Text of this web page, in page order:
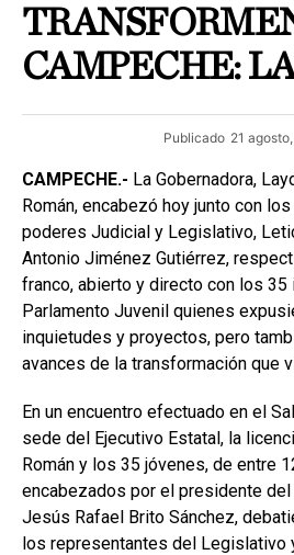
CAMPECHE:
Publicado 21
CAMPECHE.- La Gobernadora,
Román, encabezó hoy junto con
poderes Judicial y Legislativo,
Antonio Jiménez Gutiérrez,
franco, abierto y directo con los
Parlamento Juvenil quienes
inquietudes y proyectos, pero
avances de la transformación que
En un encuentro efectuado en el
sede del Ejecutivo Estatal, la
Román y los 35 jóvenes, de entre
encabezados por el presidente
Jesús Rafael Brito Sánchez,
los representantes del Legislativo